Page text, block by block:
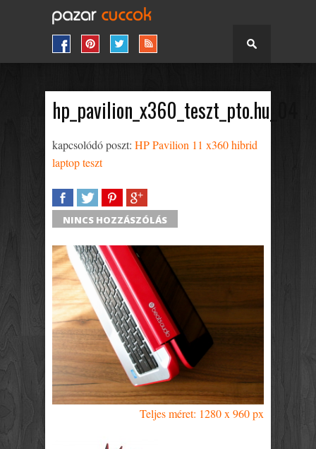
hp_pavilion_x360_teszt_pto.hu_04
kapcsolódó poszt: HP Pavilion 11 x360 hibrid
laptop teszt
SHARETWEETSHARESHARE
NINCS HOZZÁSZÓLÁS
Teljes méret: 1280 x 960 px